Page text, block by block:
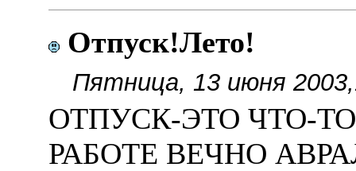
Отпуск!Лето!
Пятница, 13 июня
ОТПУСК-ЭТО ЧТО-
РАБОТЕ ВЕЧНО